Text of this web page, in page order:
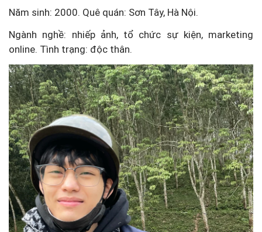
Năm sinh: 2000. Quê quán: Sơn Tây, Hà Nội.
Ngành nghề: nhiếp ảnh, tổ chức sự kiện, marketing
online. Tình trạng: độc thân.